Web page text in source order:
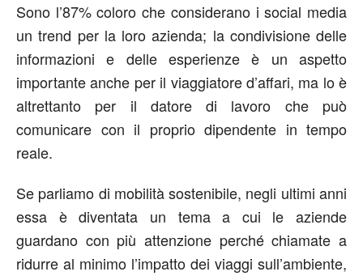
Sono l’87% coloro che considerano i social media
un trend per la loro azienda; la condivisione delle
informazioni e delle esperienze è un aspetto
importante anche per il viaggiatore d’affari, ma lo è
altrettanto per il datore di lavoro che può
comunicare con il proprio dipendente in tempo
reale.
Se parliamo di mobilità sostenibile, negli ultimi anni
essa è diventata un tema a cui le aziende
guardano con più attenzione perché chiamate a
ridurre al minimo l’impatto dei viaggi sull’ambiente,